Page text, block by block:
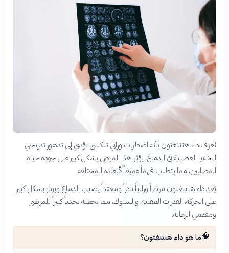
يُعرف داء هنتنغتون بأنه اضطراب وراثي تنكسي يؤدي إلى تدهور تدريجي
للخلايا العصبية في الدماغ. يؤثر هذا المرض بشكل كبير على جودة حياة
المصابين، مما يتطلب فهماً عميقاً لأبعاده المختلفة.
يُعد داء هنتنغتون مرضاً وراثياً نادراً ومعقداً يصيب الدماغ ويؤثر بشكل كبير
على الحركة، القدرات العقلية، والسلوك، مما يجعله تحدياً كبيراً للمرضى
ومقدمي الرعاية.
🧠ما هو داء هنتنغتون؟